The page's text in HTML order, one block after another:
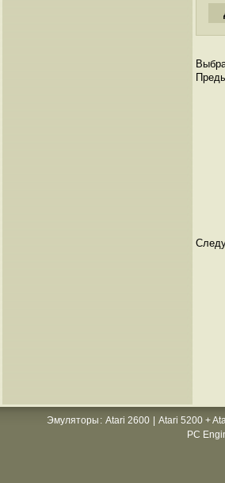
Эмуляторы : Atari 2600 Atari 5200 +
PC